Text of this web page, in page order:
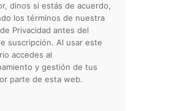
dinos si estás de acuerdo,
los términos de nuestra
Privacidad antes del
suscripción. Al usar este
accedes al
y gestión de tus
parte de esta web.